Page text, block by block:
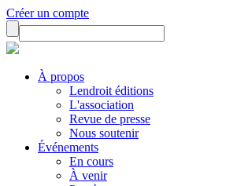
Créer un compte
À propos
Lendroit éditions
L'association
Revue de presse
Nous soutenir
Événements
En cours
À venir